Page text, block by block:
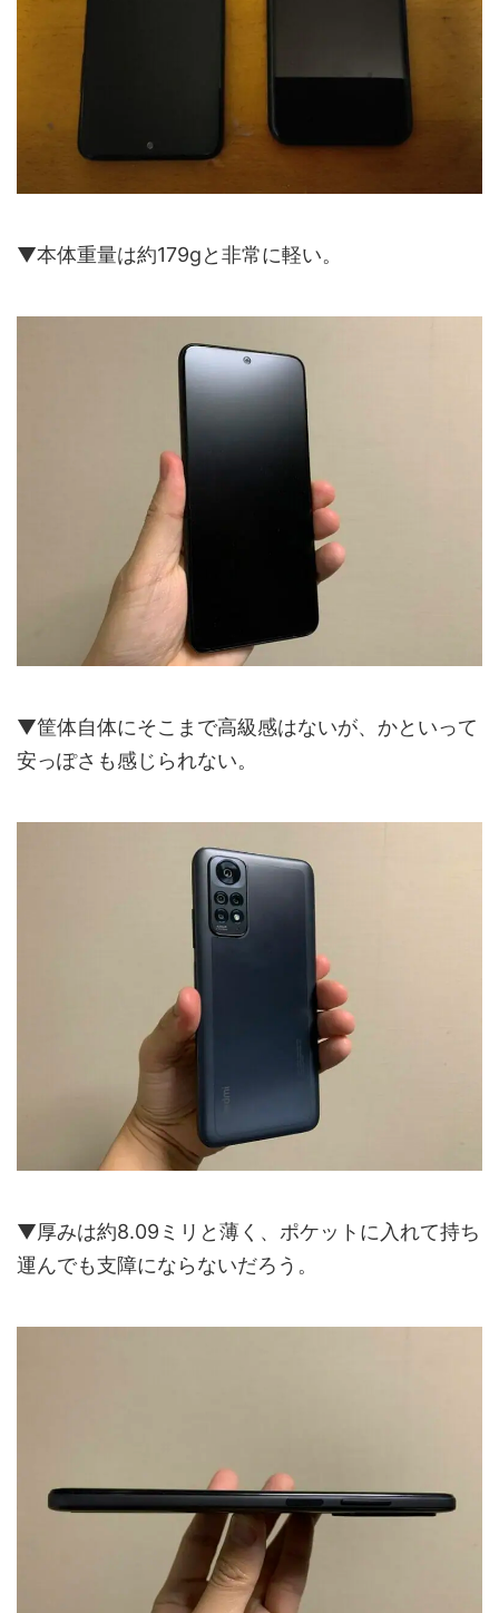
▼本体重量は約179gと非常に軽い。
▼筐体自体にそこまで高級感はないが、かといって
安っぽさも感じられない。
▼厚みは約8.09ミリと薄く、ポケットに入れて持ち
運んでも支障にならないだろう。